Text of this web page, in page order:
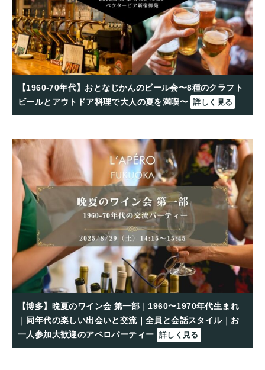
【1960-70年代】おとなじかんのビール会〜8種のクラフト
ビールとアウトドア料理で大人の夏を満喫〜 詳しく見る
【博多】晩夏のワイン会 第一部｜1960〜1970年代生まれ
｜同年代の楽しい出会いと交流｜全員と会話スタイル｜お
一人参加大歓迎のアペロパーティー 詳しく見る